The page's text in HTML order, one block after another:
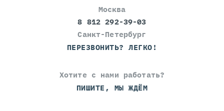
Москва
8 812 292-39-03
Санкт-Петербург
ПЕРЕЗВОНИТЬ? ЛЕГКО!
Хотите с нами работать?
ПИШИТЕ, МЫ ЖДЁМ